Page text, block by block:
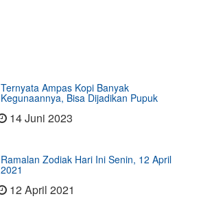
Ternyata Ampas Kopi Banyak
Kegunaannya, Bisa Dijadikan Pupuk
14 Juni 2023
Ramalan Zodiak Hari Ini Senin, 12 April
2021
12 April 2021